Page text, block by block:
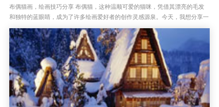
布偶猫画，绘画技巧分享 布偶猫，这种温顺可爱的猫咪，凭借其漂亮的毛发
和独特的蓝眼睛，成为了许多绘画爱好者的创作灵感源泉。今天，我想分享一
些绘制布偶猫的技巧，帮助大家能够更加生动、真实地呈现出这只猫咪的...